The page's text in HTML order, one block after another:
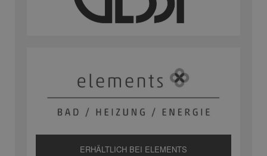
ERHÄLTLICH BEI ELEMENTS